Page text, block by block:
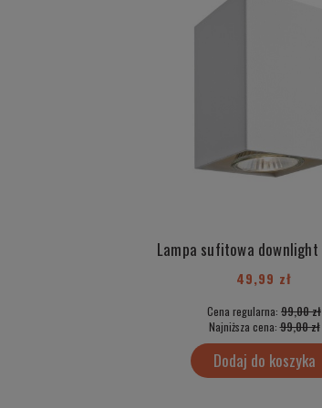
49,99 zł
Cena regularna: 99,00 zł
Najniższa cena:99,00 zł
Dodaj do koszyka